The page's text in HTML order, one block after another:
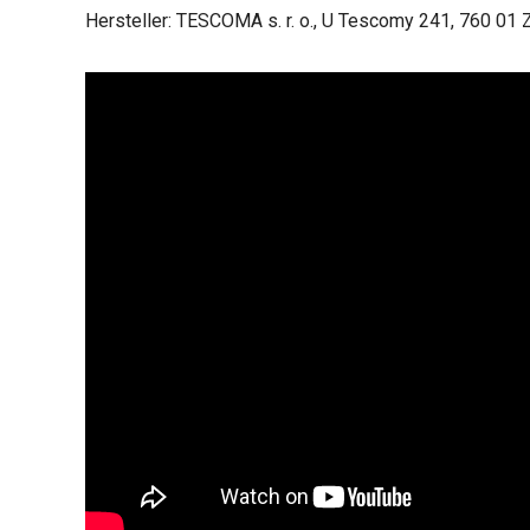
Hersteller: TESCOMA s. r. o., U Tescomy 241, 760 01